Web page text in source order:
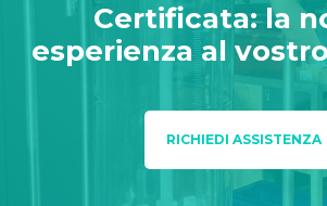
Certificata: la
esperienza al
RICHIEDI ASSISTENZA